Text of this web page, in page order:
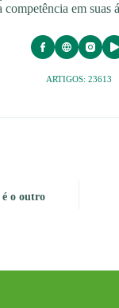
competência em suas
ARTIGOS: 23613
é o outro